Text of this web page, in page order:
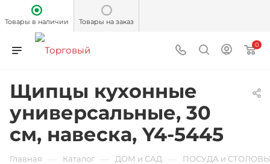
Товары в наличии Товары на заказ
0
Щипцы кухонные
универсальные, 30
см, навеска, Y4-5445
Главная Каталог ДОМ и САД ПОСУДА и